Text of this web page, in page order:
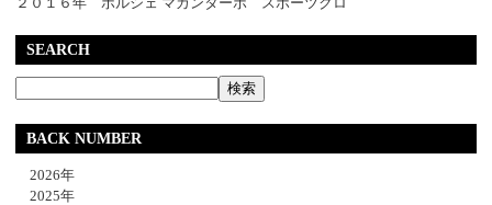
SEARCH
BACK NUMBER
2026年
2025年